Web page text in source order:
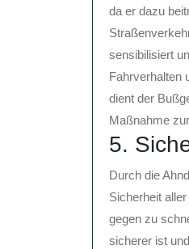
da er dazu
sensibilisiert
Fahrverhalten
dient der
Maßnahme
5.
Durch die
Sicherheit
gegen zu
sicherer ist